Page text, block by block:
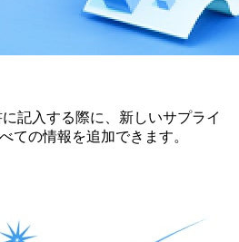
記入する際に、新しいサプライ
ての情報を追加できます。